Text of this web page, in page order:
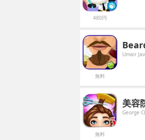
480円
無料
Umair
無料
美容
George